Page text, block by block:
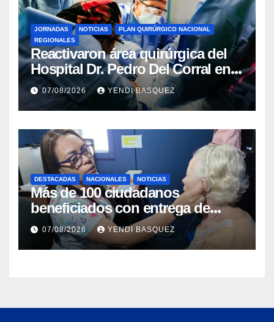
JORNADAS NOTICIAS
PLAN QUIRÚRGICO NACIONAL
REGIONALES
Reactivaron área quirúrgica del
Hospital Dr. Pedro Del Corral en
Guárico
07/08/2026 YENDI BASQUEZ
DESTACADAS NACIONALES NOTICIAS
Más de 100 ciudadanos
beneficiados con entrega de
prótesis auditivas en el Centro de
Rehabilitación J.J. Arvelo
07/08/2026 YENDI BASQUEZ